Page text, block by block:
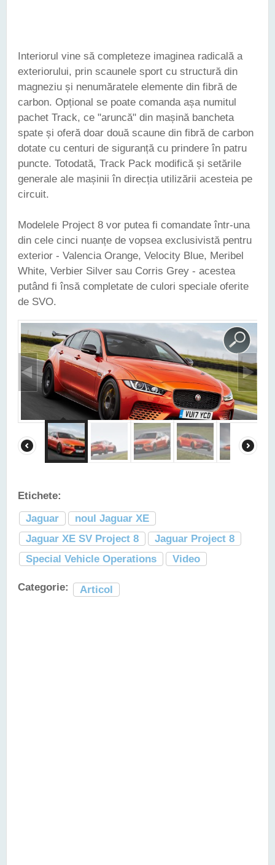
Interiorul vine să completeze imaginea radicală a
exteriorului, prin scaunele sport cu structură din
magneziu și nenumăratele elemente din fibră de
carbon. Opțional se poate comanda așa numitul
pachet Track, ce "aruncă" din mașină bancheta
spate și oferă doar două scaune din fibră de carbon
dotate cu centuri de siguranță cu prindere în patru
puncte. Totodată, Track Pack modifică și setările
generale ale mașinii în direcția utilizării acesteia pe
circuit.
Modelele Project 8 vor putea fi comandate într-una
din cele cinci nuanțe de vopsea exclusivistă pentru
exterior - Valencia Orange, Velocity Blue, Meribel
White, Verbier Silver sau Corris Grey - acestea
putând fi însă completate de culori speciale oferite
de SVO.
Etichete:
Jaguar
noul Jaguar XE
Jaguar XE SV Project 8
Jaguar Project 8
Special Vehicle Operations
Video
Categorie: Articol